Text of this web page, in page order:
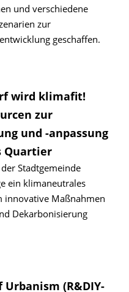
und verschiedene
zur
geschaffen.
wird klimafit!
zur
und -anpassung
Quartier
Stadtgemeinde
ein klimaneutrales
innovative Maßnahmen
Dekarbonisierung
(R&DIY-